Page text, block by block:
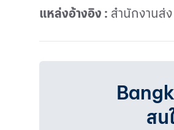
แหล่งอ้างอิง : สำนักงานส่
สน